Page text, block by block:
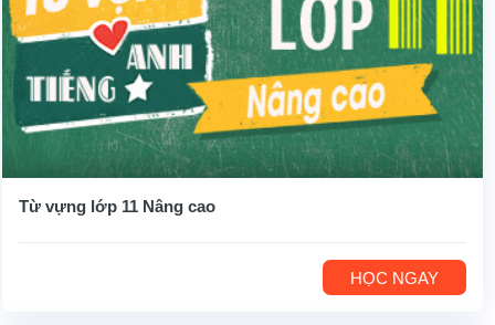
Từ vựng lớp 11 Nâng cao
HỌC NGAY